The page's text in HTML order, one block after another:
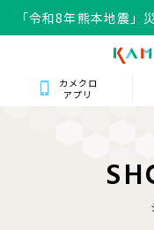
「令和8年熊本地震」
カメクロ
アプリ
SH